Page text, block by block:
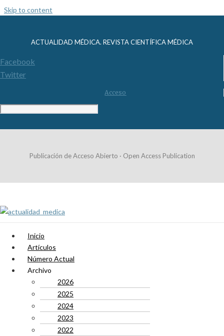
Skip to content
ACTUALIDAD MÉDICA. REVISTA CIENTÍFICA MÉDICA
Facebook
Twitter
Acceso
Publicación de Acceso Abierto · Open Access Publication
Inicio
Artículos
Número Actual
Archivo
2026
2025
2024
2023
2022